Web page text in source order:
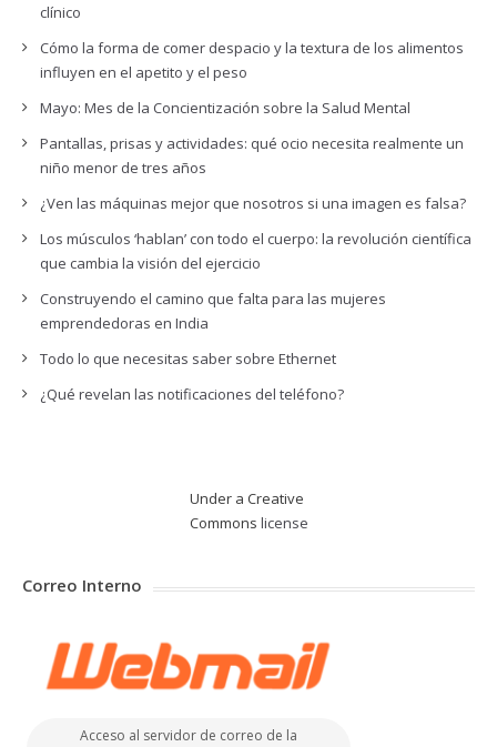
clínico
Cómo la forma de comer despacio y la textura de los alimentos
influyen en el apetito y el peso
Mayo: Mes de la Concientización sobre la Salud Mental
Pantallas, prisas y actividades: qué ocio necesita realmente un
niño menor de tres años
¿Ven las máquinas mejor que nosotros si una imagen es falsa?
Los músculos ‘hablan’ con todo el cuerpo: la revolución científica
que cambia la visión del ejercicio
Construyendo el camino que falta para las mujeres
emprendedoras en India
Todo lo que necesitas saber sobre Ethernet
¿Qué revelan las notificaciones del teléfono?
Under a Creative
Commons license
Correo Interno
Acceso al servidor de correo de la